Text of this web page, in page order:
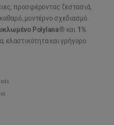
τιμή
είναι:
28,80€.
προσφέροντας ζεστασιά,
μοντέρνο σχεδιασμό.
Polylana® και 1%
ελαστικότητα και γρήγορο